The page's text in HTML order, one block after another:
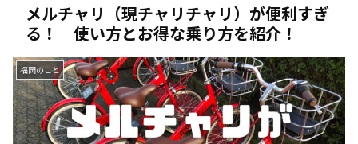
メルチャリ（現チャリチャリ）が便利すぎ
る！｜使い方とお得な乗り方を紹介！
福岡のこと